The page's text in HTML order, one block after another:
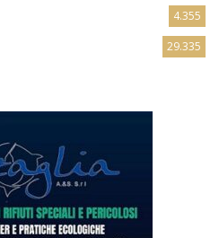
4.355
29.335